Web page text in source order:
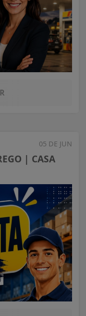
05 DE JUN
| CASA